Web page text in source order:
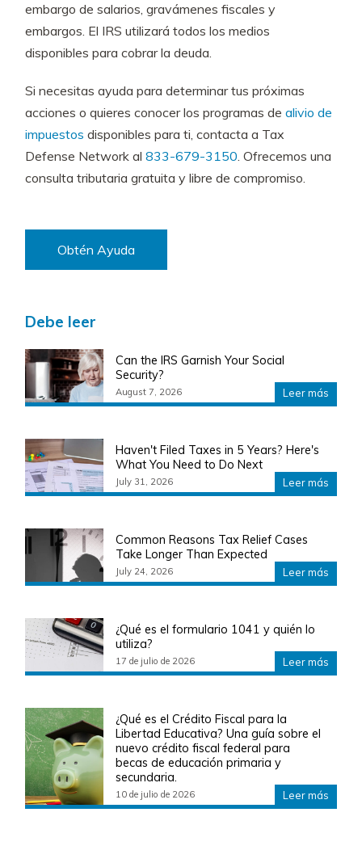
embargo de salarios, gravámenes fiscales y
embargos. El IRS utilizará todos los medios
disponibles para cobrar la deuda.
Si necesitas ayuda para determinar tus próximas
acciones o quieres conocer los programas dealivio de
impuestos disponibles para ti, contacta a Tax
Defense Network al833-679-3150. Ofrecemos una
consulta tributaria gratuita y libre de compromiso.
Obtén Ayuda
Debe leer
Can the IRS Garnish Your Social
Security?
August 7, 2026 Leer más
Haven't Filed Taxes in 5 Years? Here's
What You Need to Do Next
July 31, 2026 Leer más
Common Reasons Tax Relief Cases
Take Longer Than Expected
July 24, 2026 Leer más
¿Qué es el formulario 1041 y quién lo
utiliza?
17 de julio de 2026 Leer más
¿Qué es el Crédito Fiscal para la
Libertad Educativa? Una guía sobre el
nuevo crédito fiscal federal para
becas de educación primaria y
secundaria.
10 de julio de 2026 Leer más